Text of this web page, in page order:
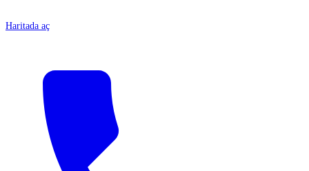
Haritada aç